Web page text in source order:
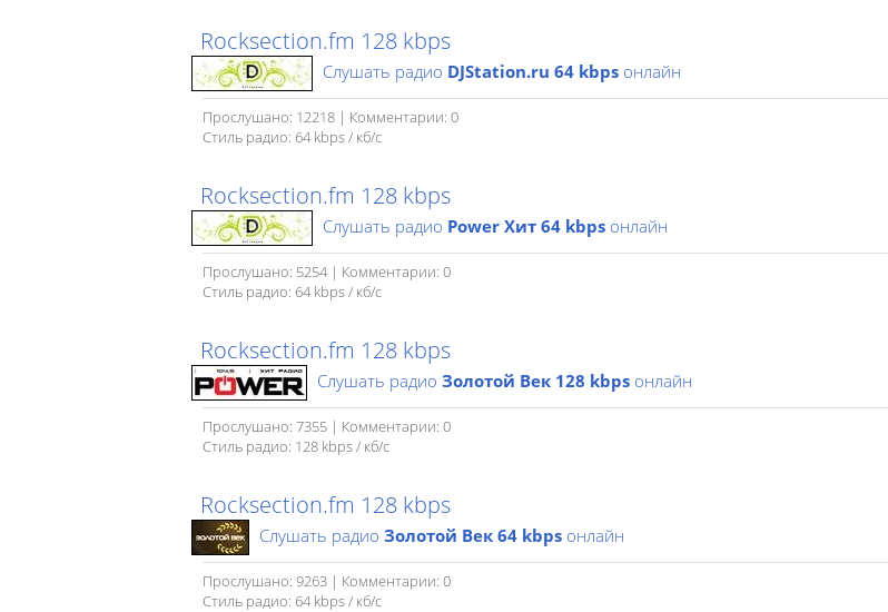
Rocksection.fm 128 kbps
Слушать радио DJStation.ru 64 kbps онлайн
Прослушано: 12218 | Комментарии: 0
Стиль радио: 64 kbps / кб/c
Rocksection.fm 128 kbps
Слушать радио Power Хит 64 kbps онлайн
Прослушано: 5254 | Комментарии: 0
Стиль радио: 64 kbps / кб/c
Rocksection.fm 128 kbps
Слушать радио Золотой Век 128 kbps онлайн
Прослушано: 7355 | Комментарии: 0
Стиль радио: 128 kbps / кб/c
Rocksection.fm 128 kbps
Слушать радио Золотой Век 64 kbps онлайн
Прослушано: 9263 | Комментарии: 0
Стиль радио: 64 kbps / кб/c